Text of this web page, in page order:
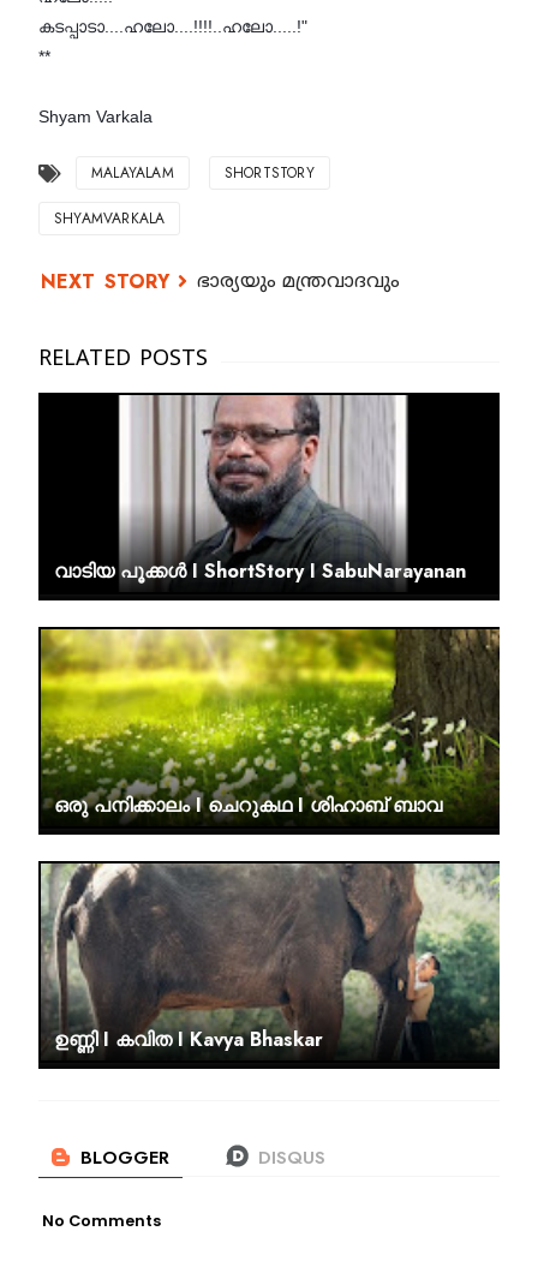
കടപ്പാടാ....ഹലോ....!!!!..ഹലോ.....!"
**
Shyam Varkala
MALAYALAM SHORTSTORY
SHYAMVARKALA
ഭാര്യയും മന്ത്രവാദവും
വാടിയ പൂക്കൾ I ShortStory I SabuNarayanan
ഒരു പനിക്കാലം I ചെറുകഥ I ശിഹാബ് ബാവ
ഉണ്ണി I കവിത I Kavya Bhaskar
No Comments